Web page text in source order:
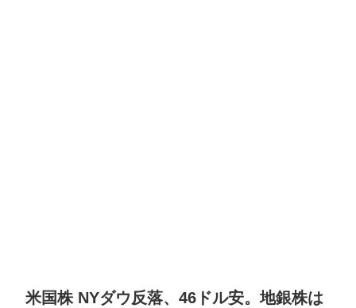
米国株 NYダウ反落、46ドル安。地銀株は